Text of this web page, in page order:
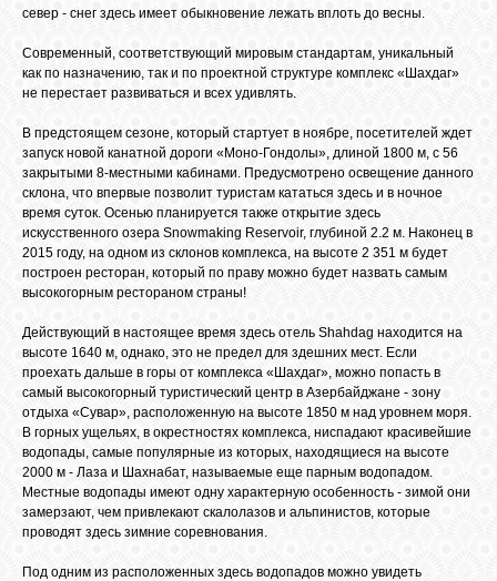
ВИДЕО
МУЗЫКА
ОБЪЯВЛЕНИЯ
ВОПРОСЫ /
КОНТАКТЫ
север - снег здесь имеет обыкновение лежать вплоть до весны.
Современный, соответствующий мировым стандартам, уникальный
как по назначению, так и по проектной структуре комплекс «Шахдаг»
не перестает развиваться и всех удивлять.
В предстоящем сезоне, который стартует в ноябре, посетителей ждет
запуск новой канатной дороги «Моно-Гондолы», длиной 1800 м, с 56
закрытыми 8-местными кабинами. Предусмотрено освещение данного
склона, что впервые позволит туристам кататься здесь и в ночное
время суток. Осенью планируется также открытие здесь
искусственного озера Snowmaking Reservoir, глубиной 2.2 м. Наконец в
2015 году, на одном из склонов комплекса, на высоте 2 351 м будет
построен ресторан, который по праву можно будет назвать самым
высокогорным рестораном страны!
Действующий в настоящее время здесь отель Shahdag находится на
высоте 1640 м, однако, это не предел для здешних мест. Если
проехать дальше в горы от комплекса «Шахдаг», можно попасть в
самый высокогорный туристический центр в Азербайджане - зону
отдыха «Сувар», расположенную на высоте 1850 м над уровнем моря.
В горных ущельях, в окрестностях комплекса, ниспадают красивейшие
водопады, самые популярные из которых, находящиеся на высоте
2000 м - Лаза и Шахнабат, называемые еще парным водопадом.
Местные водопады имеют одну характерную особенность - зимой они
замерзают, чем привлекают скалолазов и альпинистов, которые
проводят здесь зимние соревнования.
Под одним из расположенных здесь водопадов можно увидеть